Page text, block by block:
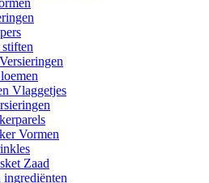
Vlaggetjes
Vormen
Zaad